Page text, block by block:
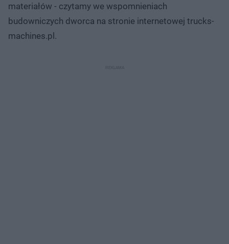
materiałów - czytamy we wspomnieniach
budowniczych dworca na stronie internetowej trucks-
machines.pl.